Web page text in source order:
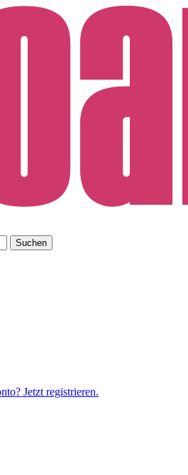
Suchen
Jetzt registrieren.